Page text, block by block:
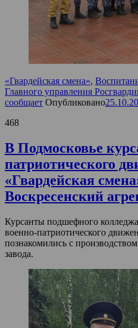
«Гвардейская смена»,
Главного управления
сообщает Опубликовано
468
В Подмосковье
патриотического
«Гвардейская
Воскресенский
Курсанты подшефного
военно-патриотического
познакомились с
завода.